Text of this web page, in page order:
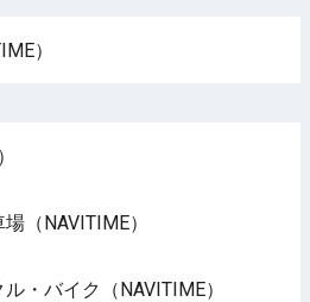
）
（NAVITIME）
・バイク（NAVITIME）